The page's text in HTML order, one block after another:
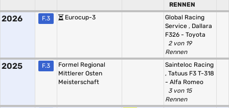
RENNEN
2026 F.3 Eurocup-3
Global Racing
Service , Dallara
F326 - Toyota
2 von 19
Rennen
2025 F.3
Formel Regional
Mittlerer Osten
Meisterschaft
Sainteloc Racing
, Tatuus F3 T-318
- Alfa Romeo
3 von 15
Rennen